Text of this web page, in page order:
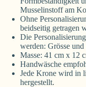
Musselinstoff am
Ohne
beidseitig getragen
Die
werden: Grösse
Masse: 41 cm x 12
Handwäsche
Jede Krone wird in
hergestellt.